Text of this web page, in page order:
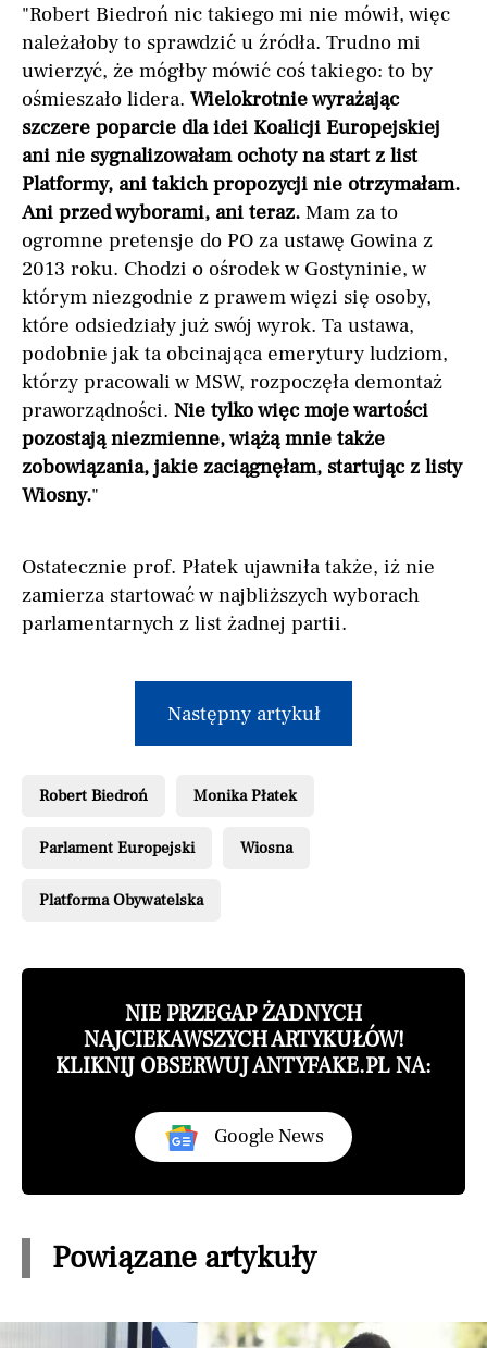
"Robert Biedroń nic takiego mi nie mówił, więc
należałoby to sprawdzić u źródła. Trudno mi
uwierzyć, że mógłby mówić coś takiego: to by
ośmieszało lidera. Wielokrotnie wyrażając
szczere poparcie dla idei Koalicji Europejskiej
ani nie sygnalizowałam ochoty na start z list
Platformy, ani takich propozycji nie otrzymałam.
Ani przed wyborami, ani teraz. Mam za to
ogromne pretensje do PO za ustawę Gowina z
2013 roku. Chodzi o ośrodek w Gostyninie, w
którym niezgodnie z prawem więzi się osoby,
które odsiedziały już swój wyrok. Ta ustawa,
podobnie jak ta obcinająca emerytury ludziom,
którzy pracowali w MSW, rozpoczęła demontaż
praworządności. Nie tylko więc moje wartości
pozostają niezmienne, wiążą mnie także
zobowiązania, jakie zaciągnęłam, startując z listy
Wiosny."
Ostatecznie prof. Płatek ujawniła także, iż nie
zamierza startować w najbliższych wyborach
parlamentarnych z list żadnej partii.
Następny artykuł
Robert Biedroń Monika Płatek
Parlament Europejski Wiosna
Platforma Obywatelska
NIE PRZEGAP ŻADNYCH
NAJCIEKAWSZYCH ARTYKUŁÓW!
KLIKNIJ OBSERWUJ ANTYFAKE.PL NA:
Google News
Powiązane artykuły